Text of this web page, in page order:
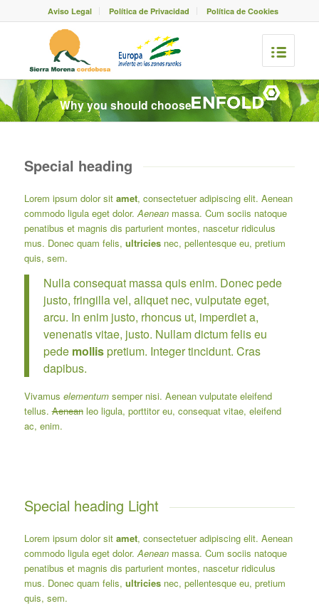
Aviso Legal Política de Privacidad Política de Cookies
Why you should choose
Special heading
Lorem ipsum dolor sit amet, consectetuer adipiscing elit. Aenean
commodo ligula eget dolor. Aeneanmassa. Cum sociis natoque
penatibus et magnis dis parturient montes, nascetur ridiculus
mus. Donec quam felis, ultriciesnec, pellentesque eu, pretium
quis, sem.
Nulla consequat massa quis enim. Donec pede
justo, fringilla vel, aliquet nec, vulputate eget,
arcu. In enim justo, rhoncus ut, imperdiet a,
venenatis vitae, justo. Nullam dictum felis eu
pede mollispretium. Integer tincidunt. Cras
dapibus.
Vivamus elementumsemper nisi. Aenean vulputate eleifend
tellus.Aeneanleo ligula, porttitoreu, consequat vitae, eleifend
ac, enim.
Special heading Light
Lorem ipsum dolor sit amet, consectetuer adipiscing elit. Aenean
commodo ligula eget dolor.Aeneanmassa. Cum sociis natoque
penatibus et magnis dis parturient montes, nascetur ridiculus
mus. Donec quam felis, ultriciesnec, pellentesque eu, pretium
quis, sem.